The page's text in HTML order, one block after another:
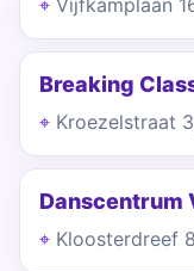
Vijfkamplaan
Breaking
Kroezelstraat
Danscentrum
Kloosterdreef